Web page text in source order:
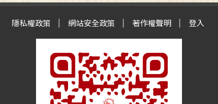
隱私權政策 網站安全政策 著作權聲明 登入